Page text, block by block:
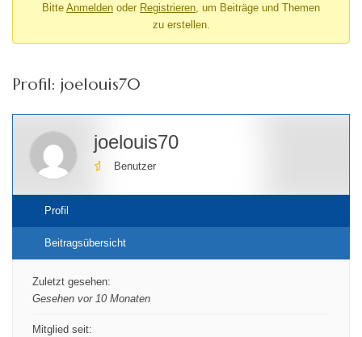
Bitte Anmelden oder Registrieren , um Beiträge und Themen
zu erstellen.
Profil: joelouis70
joelouis70
Benutzer
Profil
Beitragsübersicht
Zuletzt gesehen:
Gesehen vor 10 Monaten
Mitglied seit: